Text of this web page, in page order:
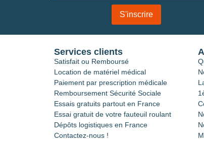
S'inscrire
Services clients
Satisfait ou Remboursé
Location de matériel médical
Paiement par prescription médicale
Remboursement Sécurité Sociale
Essais gratuits partout en France
Essai gratuit de votre fauteuil roulant
Dépôts logistiques en France
Contactez-nous !